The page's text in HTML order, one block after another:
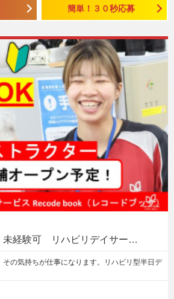
簡単！３０秒応募
経験可 リハビリデイサー…
その気持ちが仕事になります。リハビリ型半日デ